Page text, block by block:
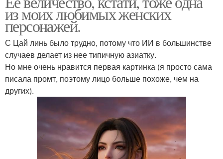
из моих любимых женских
персонажей.
С Цай линь было трудно, потому что ИИ в большинстве
случаев делает из нее типичную азиатку.
Но мне очень нравится первая картинка (я просто сама
писала промт, поэтому лицо больше похоже, чем на
других).